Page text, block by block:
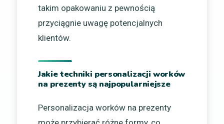
takim opakowaniu z pewnością
przyciągnie uwagę potencjalnych
klientów.
Jakie techniki personalizacji worków
na prezenty są najpopularniejsze
Personalizacja worków na prezenty